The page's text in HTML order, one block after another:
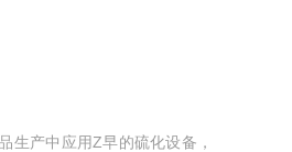
生产中应用Z早的硫化设备，